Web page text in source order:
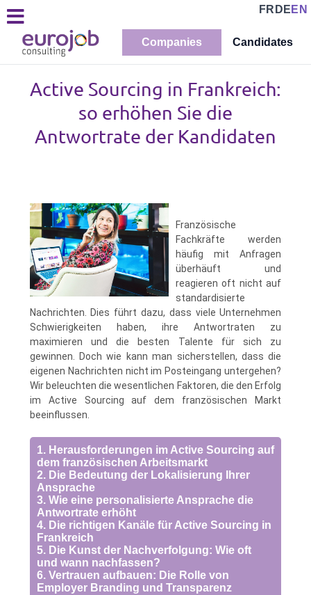
FR DE EN
Companies Candidates
Active Sourcing in Frankreich:
so erhöhen Sie die
Antwortrate der Kandidaten
Französische
Fachkräfte werden
häufig mit Anfragen
überhäuft und
reagieren oft nicht auf
standardisierte
Nachrichten. Dies führt dazu, dass viele Unternehmen
Schwierigkeiten haben, ihre Antwortraten zu
maximieren und die besten Talente für sich zu
gewinnen. Doch wie kann man sicherstellen, dass die
eigenen Nachrichten nicht im Posteingang untergehen?
Wir beleuchten die wesentlichen Faktoren, die den Erfolg
im Active Sourcing auf dem französischen Markt
beeinflussen.
1. Herausforderungen im Active Sourcing auf
dem französischen Arbeitsmarkt
2. Die Bedeutung der Lokalisierung Ihrer
Ansprache
3. Wie eine personalisierte Ansprache die
Antwortrate erhöht
4. Die richtigen Kanäle für Active Sourcing in
Frankreich
5. Die Kunst der Nachverfolgung: Wie oft
und wann nachfassen?
6. Vertrauen aufbauen: Die Rolle von
Employer Branding und Transparenz